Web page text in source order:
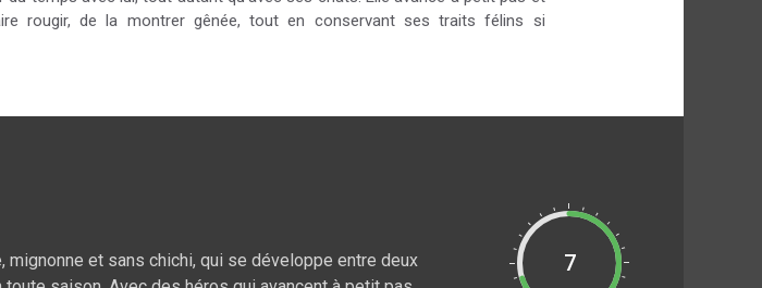
rougir, de la montrer gênée, tout en conservant ses traits félins si
et sans chichi, qui se développe entre deux
7